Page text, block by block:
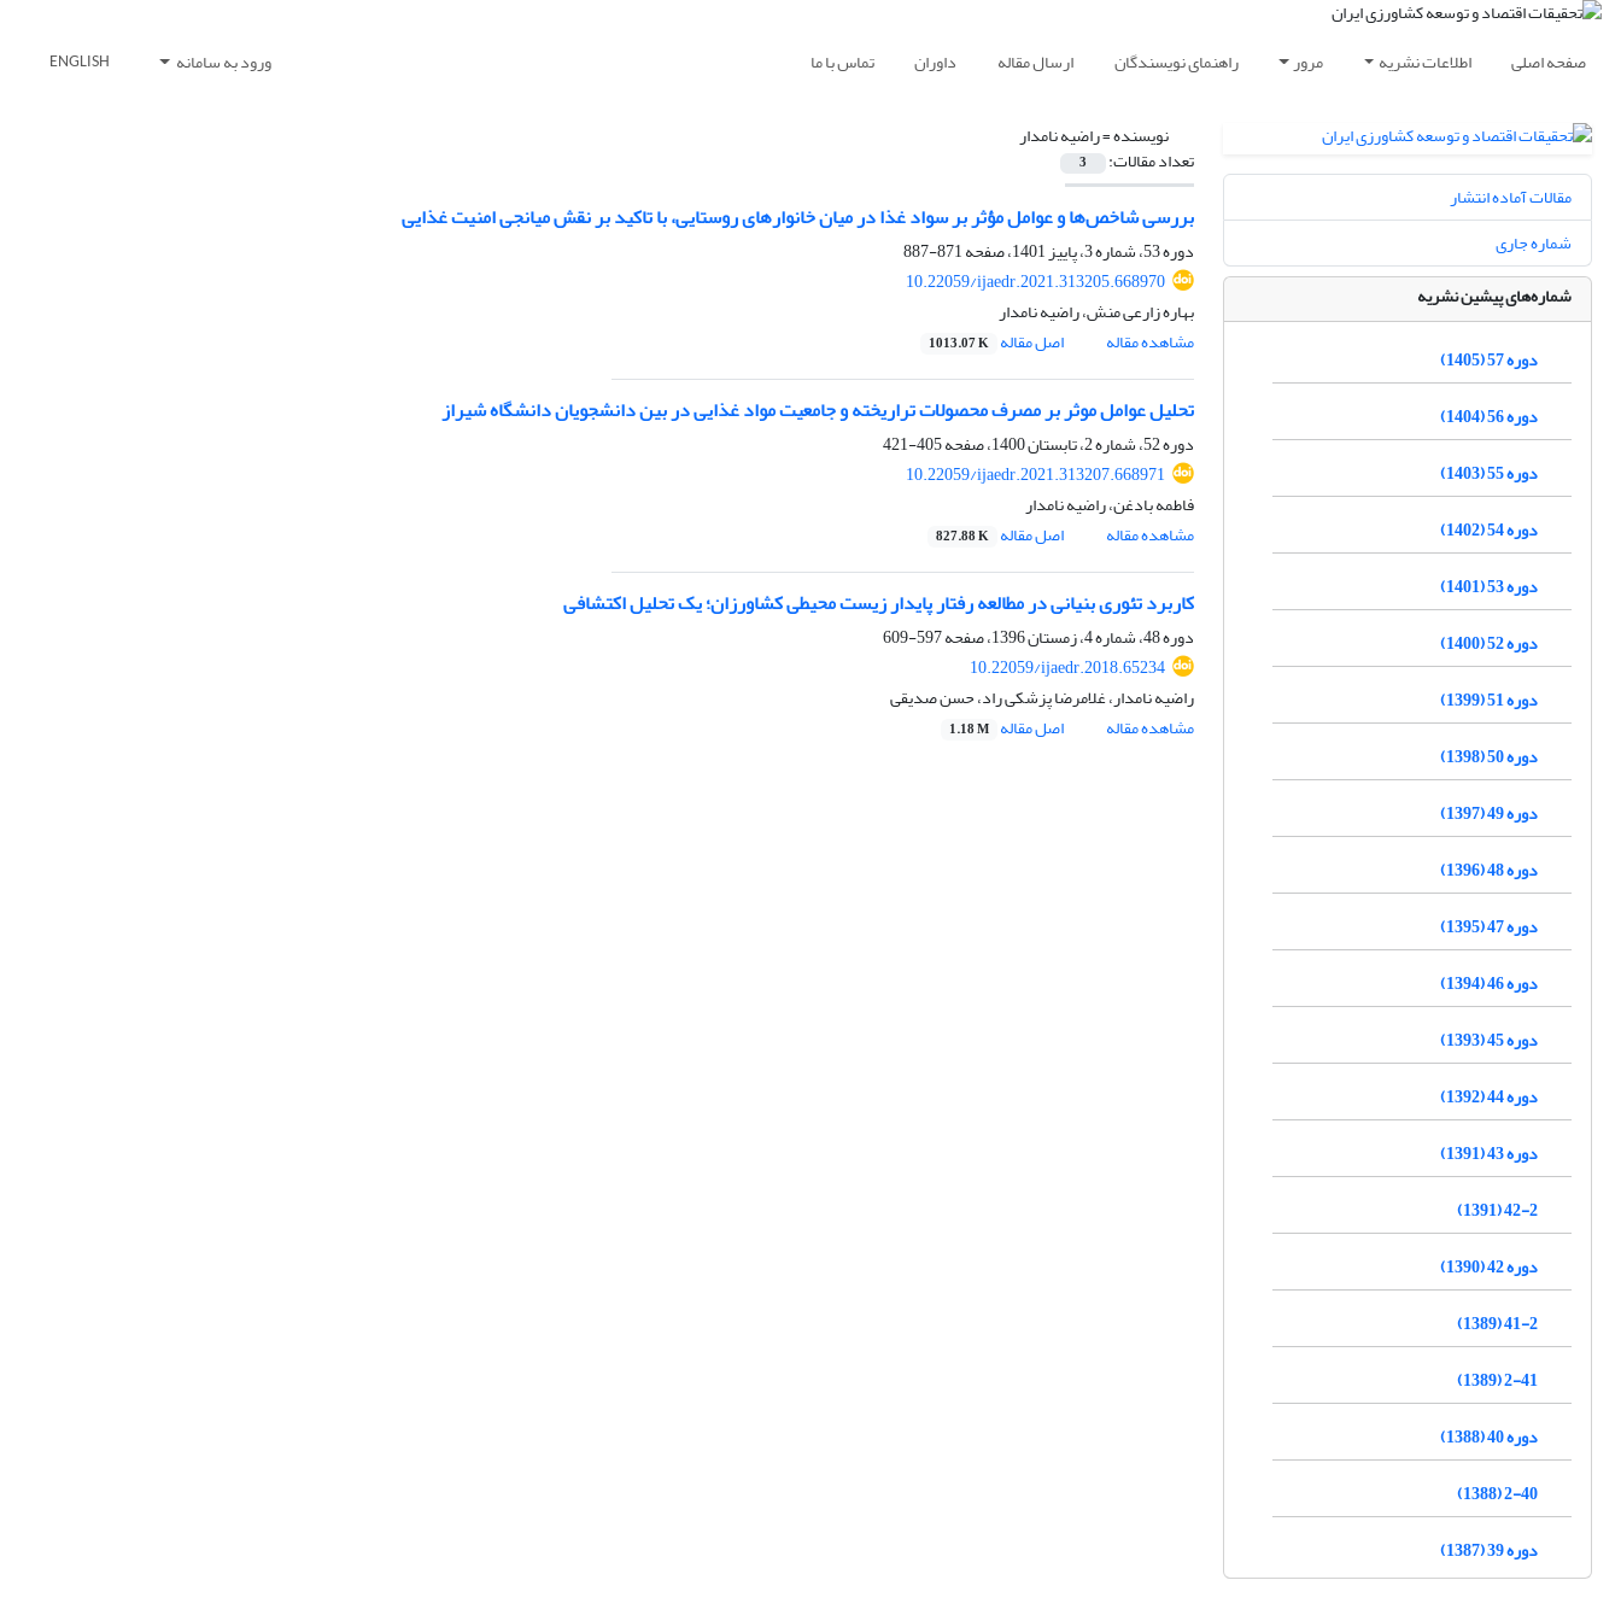
صفحه اصلی اطلاعات نشریه مرور راهنمای نویسندگان ارسال مقاله داوران تماس با ما ورود به سامانه ENGLISH
نویسنده =راضیه نامدار
تعداد مقالات: 3
بررسی شاخص‌ها و عوامل مؤثر بر سواد غذا در میان خانوارهای روستایی، با تاکید بر نقش میانجی امنیت غذایی
دوره 53، شماره 3، پاییز 1401، صفحه
871-887
10.22059/ijaedr.2021.313205.668970
بهاره زارعی منش، راضیه نامدار
مشاهده مقاله
اصل مقاله 1013.07 K
تحلیل عوامل موثر بر مصرف محصولات تراریخته و جامعیت مواد غذایی در بین دانشجویان دانشگاه شیراز
دوره 52، شماره 2، تابستان 1400، صفحه
405-421
10.22059/ijaedr.2021.313207.668971
فاطمه بادغن، راضیه نامدار
مشاهده مقاله
اصل مقاله 827.88 K
کاربرد تئوری بنیانی در مطالعه رفتار پایدار زیست محیطی کشاورزان؛ یک تحلیل اکتشافی
دوره 48، شماره 4، زمستان 1396، صفحه
597-609
10.22059/ijaedr.2018.65234
راضیه نامدار، غلامرضا پزشکی راد، حسن صدیقی
مشاهده مقاله
اصل مقاله 1.18 M
مقالات آماده انتشار
شماره جاری
شماره‌های پیشین نشریه
دوره 57 (1405)
دوره 56 (1404)
دوره 55 (1403)
دوره 54 (1402)
دوره 53 (1401)
دوره 52 (1400)
دوره 51 (1399)
دوره 50 (1398)
دوره 49 (1397)
دوره 48 (1396)
دوره 47 (1395)
دوره 46 (1394)
دوره 45 (1393)
دوره 44 (1392)
دوره 43 (1391)
42-2 (1391)
دوره 42 (1390)
41-2 (1389)
2-41 (1389)
دوره 40 (1388)
2-40 (1388)
دوره 39 (1387)